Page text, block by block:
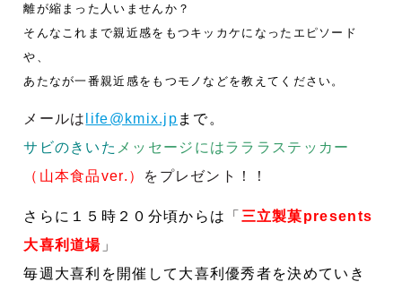
離が縮まった人いませんか？
そんなこれまで親近感をもつキッカケになったエピソード
や、
あたなが一番親近感をもつモノなどを教えてください。
メールは life@kmix.jp まで。
サビのきいた メッセージにはラララステッカー
（山本食品ver.）
をプレゼント！！
さらに１５時２０分頃からは 「 三立製菓presents
大喜利道場 」
毎週大喜利を開催して 大喜利優秀者を決めていき